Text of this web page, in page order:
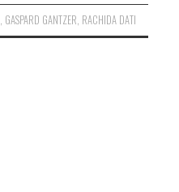
GASPARD GANTZER RACHIDA DATI